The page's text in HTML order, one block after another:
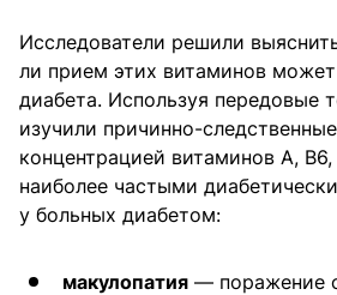
Исследователи решили
ли прием этих витаминов может
диабета. Используя передовые
изучили причинно-
концентрацией витаминов A,
наиболее частыми
у больных диабетом:
макулопатия — поражение